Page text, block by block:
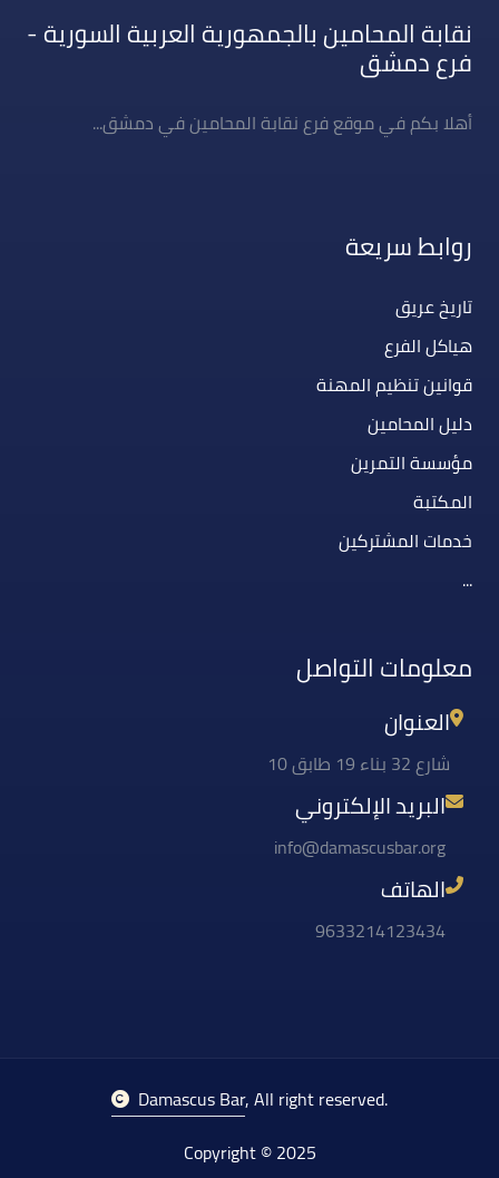
نقابة المحامين بالجمهورية العربية السورية -
فرع دمشق
أهلا بكم في موقع فرع نقابة المحامين في دمشق...
روابط سريعة
تاريخ عريق
هياكل الفرع
قوانين تنظيم المهنة
دليل المحامين
مؤسسة التمرين
المكتبة
خدمات المشتركين
...
معلومات التواصل
العنوان
شارع 32 بناء 19 طابق 10
البريد الإلكتروني
info@damascusbar.org
الهاتف
9633214123434
Damascus Bar, All right reserved.
Copyright © 2025